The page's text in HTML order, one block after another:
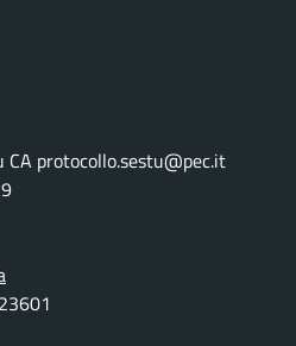
protocollo.sestu@pec.it